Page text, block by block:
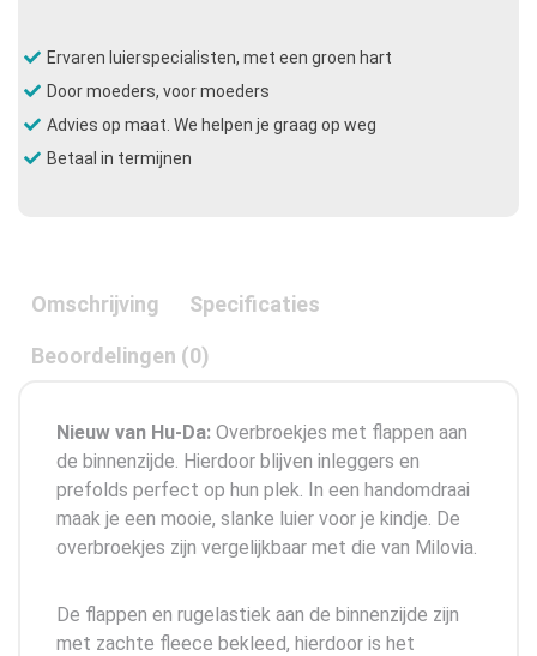
Ervaren luierspecialisten, met een groen hart
Door moeders, voor moeders
Advies op maat. We helpen je graag op weg
Betaal in termijnen
Omschrijving Specificaties
Beoordelingen (0)
Nieuw van Hu-Da: Overbroekjes met flappen aan
de binnenzijde. Hierdoor blijven inleggers en
prefolds perfect op hun plek. In een handomdraai
maak je een mooie, slanke luier voor je kindje. De
overbroekjes zijn vergelijkbaar met die van Milovia.
De flappen en rugelastiek aan de binnenzijde zijn
met zachte fleece bekleed, hierdoor is het